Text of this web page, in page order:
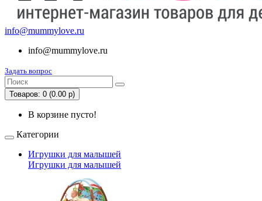
info@mummylove.ru
info@mummylove.ru
Задать вопрос
Товаров: 0 (0.00 р)
В корзине пусто!
Категории
Игрушки для малышей
Игрушки для малышей